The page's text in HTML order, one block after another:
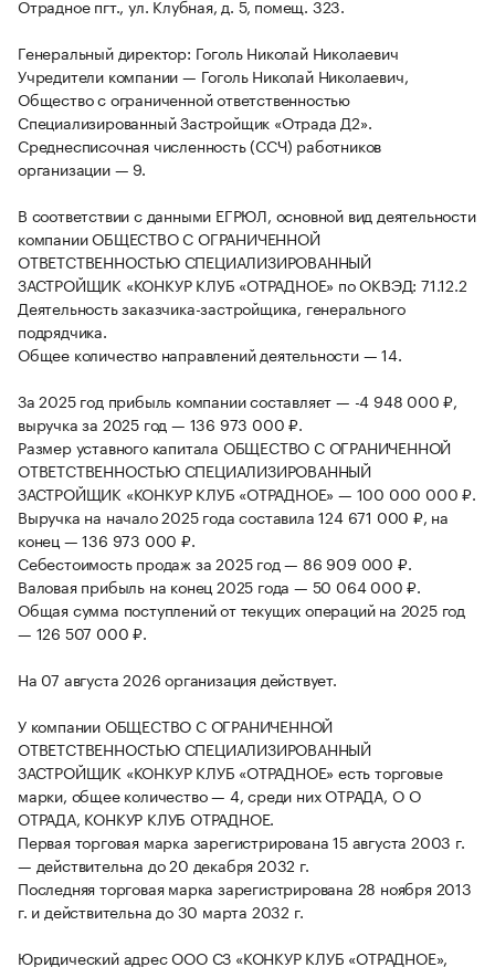
Отрадное пгт., ул. Клубная, д. 5, помещ. 323.
Генеральный директор: Гоголь Николай Николаевич
Учредители компании — Гоголь Николай Николаевич,
Общество с ограниченной ответственностью
Специализированный Застройщик «Отрада Д2».
Среднесписочная численность (ССЧ) работников
организации — 9.
В соответствии с данными ЕГРЮЛ, основной вид деятельности
компании ОБЩЕСТВО С ОГРАНИЧЕННОЙ
ОТВЕТСТВЕННОСТЬЮ СПЕЦИАЛИЗИРОВАННЫЙ
ЗАСТРОЙЩИК «КОНКУР КЛУБ «ОТРАДНОЕ» по ОКВЭД: 71.12.2
Деятельность заказчика-застройщика, генерального
подрядчика.
Общее количество направлений деятельности — 14.
За 2025 год прибыль компании составляет — -4 948 000 ₽,
выручка за 2025 год — 136 973 000 ₽.
Размер уставного капитала ОБЩЕСТВО С ОГРАНИЧЕННОЙ
ОТВЕТСТВЕННОСТЬЮ СПЕЦИАЛИЗИРОВАННЫЙ
ЗАСТРОЙЩИК «КОНКУР КЛУБ «ОТРАДНОЕ» — 100 000 000 ₽.
Выручка на начало 2025 года составила 124 671 000 ₽, на
конец — 136 973 000 ₽.
Себестоимость продаж за 2025 год — 86 909 000 ₽.
Валовая прибыль на конец 2025 года — 50 064 000 ₽.
Общая сумма поступлений от текущих операций на 2025 год
— 126 507 000 ₽.
На 07 августа 2026 организация действует.
У компании ОБЩЕСТВО С ОГРАНИЧЕННОЙ
ОТВЕТСТВЕННОСТЬЮ СПЕЦИАЛИЗИРОВАННЫЙ
ЗАСТРОЙЩИК «КОНКУР КЛУБ «ОТРАДНОЕ» есть торговые
марки, общее количество — 4, среди них ОТРАДА, O О
ОТРАДА, КОНКУР КЛУБ ОТРАДНОЕ.
Первая торговая марка зарегистрирована 15 августа 2003 г.
— действительна до 20 декабря 2032 г.
Последняя торговая марка зарегистрирована 28 ноября 2013
г. и действительна до 30 марта 2032 г.
Юридический адрес ООО СЗ «КОНКУР КЛУБ «ОТРАДНОЕ»,